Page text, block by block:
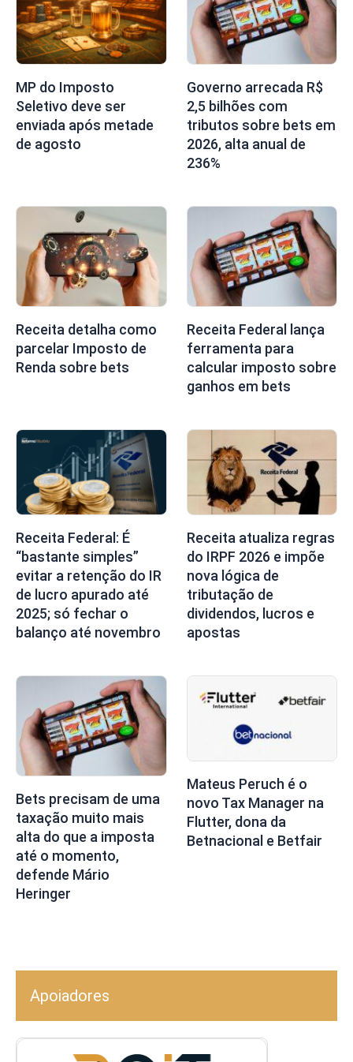
MP do Imposto
Seletivo deve ser
enviada após metade
de agosto
Governo arrecada R$
2,5 bilhões com
tributos sobre bets em
2026, alta anual de
236%
Receita detalha como
parcelar Imposto de
Renda sobre bets
Receita Federal lança
ferramenta para
calcular imposto sobre
ganhos em bets
Receita Federal: É
“bastante simples”
evitar a retenção do IR
de lucro apurado até
2025; só fechar o
balanço até novembro
Receita atualiza regras
do IRPF 2026 e impõe
nova lógica de
tributação de
dividendos, lucros e
apostas
Bets precisam de uma
taxação muito mais
alta do que a imposta
até o momento,
defende Mário
Heringer
Mateus Peruch é o
novo Tax Manager na
Flutter, dona da
Betnacional e Betfair
Apoiadores